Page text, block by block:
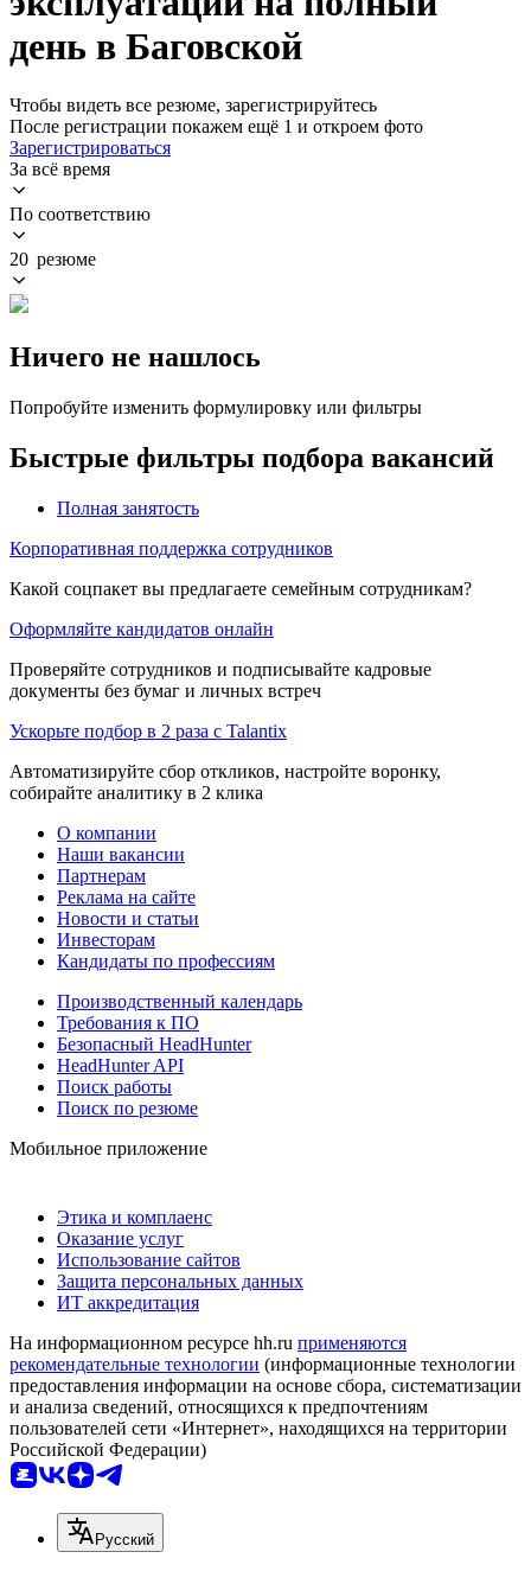
день в Баговской
Чтобы видеть все резюме, зарегистрируйтесь
После регистрации покажем ещё 1 и откроем фото
Зарегистрироваться
За всё время
По соответствию
20 резюме
Ничего не нашлось
Попробуйте изменить формулировку или фильтры
Быстрые фильтры подбора вакансий
Полная занятость
Корпоративная поддержка сотрудников
Какой соцпакет вы предлагаете семейным сотрудникам?
Оформляйте кандидатов онлайн
Проверяйте сотрудников и подписывайте кадровые
документы без бумаг и личных встреч
Ускорьте подбор в 2 раза с Talantix
Автоматизируйте сбор откликов, настройте воронку,
собирайте аналитику в 2 клика
О компании
Наши вакансии
Партнерам
Реклама на сайте
Новости и статьи
Инвесторам
Кандидаты по профессиям
Производственный календарь
Требования к ПО
Безопасный HeadHunter
HeadHunter API
Поиск работы
Поиск по резюме
Мобильное приложение
Этика и комплаенс
Оказание услуг
Использование сайтов
Защита персональных данных
ИТ аккредитация
На информационном ресурсе hh.ru применяются
рекомендательные технологии (информационные технологии
предоставления информации на основе сбора, систематизации
и анализа сведений, относящихся к предпочтениям
пользователей сети «Интернет», находящихся на территории
Российской Федерации)
Русский